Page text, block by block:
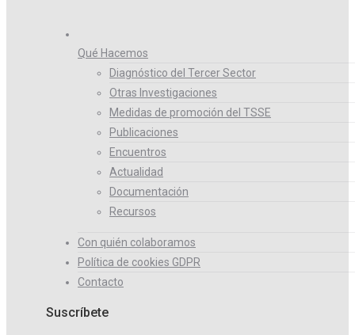
Qué Hacemos
Diagnóstico del Tercer Sector
Otras Investigaciones
Medidas de promoción del TSSE
Publicaciones
Encuentros
Actualidad
Documentación
Recursos
Con quién colaboramos
Política de cookies GDPR
Contacto
Suscríbete